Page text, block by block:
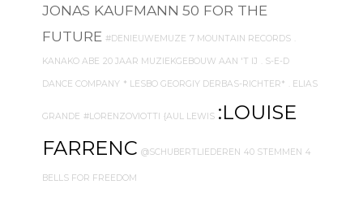
JONAS KAUFMANN 50 FOR THE
FUTURE #DENIEUWEMUZE 7 MOUNTAIN RECORDS
KANAKO ABE 20 JAAR MUZIEKGEBOUW AAN 'T IJ . S-E-D
DANCE COMPANY * LESBO GEORGIY DERBAS-RICHTER* . ELIAS
GRANDE #LORENZOVIOTTI {AUL LEWIS :LOUISE
FARRENC @SCHUBERTLIEDEREN 40 STEMMEN 4
BELLS FOR FREEDOM